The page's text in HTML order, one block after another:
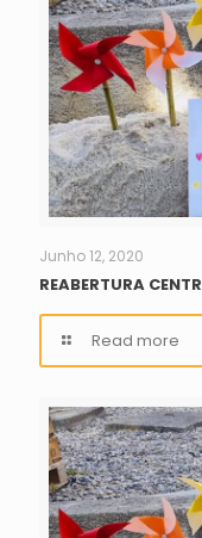
Junho 12, 2020
REABERTURA
Read more